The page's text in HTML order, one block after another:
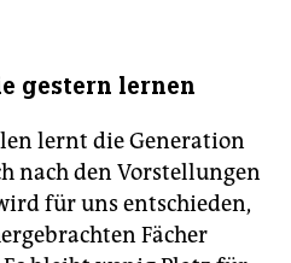
gestern lernen
lernt die Generation
nach den Vorstellungen
für uns entschieden,
Fächer